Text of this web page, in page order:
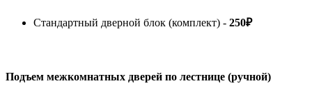
Стандартный дверной блок (комплект) - 250₽
Подъем межкомнатных дверей по лестнице (ручной)